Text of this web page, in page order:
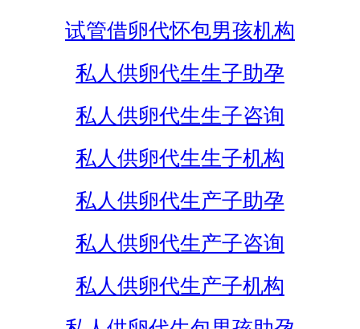
试管借卵代怀包男孩机构
私人供卵代生生子助孕
私人供卵代生生子咨询
私人供卵代生生子机构
私人供卵代生产子助孕
私人供卵代生产子咨询
私人供卵代生产子机构